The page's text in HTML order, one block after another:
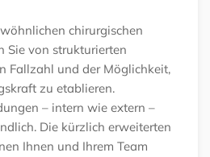
chirurgischen
Sie von strukturierten
Fallzahl und der Möglichkeit,
zu etablieren.
– intern wie extern –
Die kürzlich erweiterten
Ihnen und Ihrem Team